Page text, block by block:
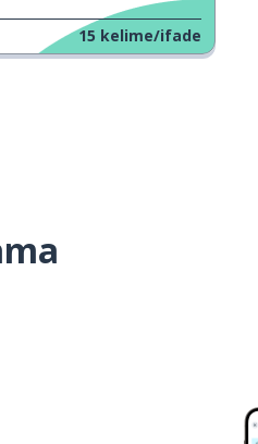
15 kelime/ifade